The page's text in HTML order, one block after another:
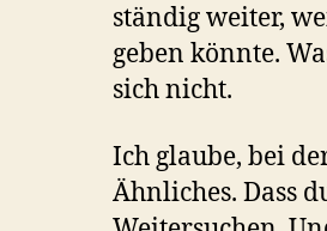
ständig weiter,
geben könnte.
sich nicht.
Ich glaube, bei
Ähnliches. Dass